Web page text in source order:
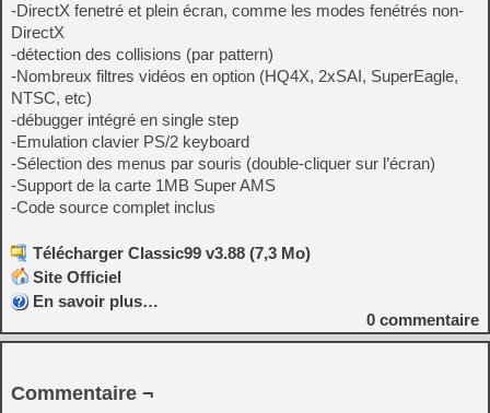
-DirectX fenetré et plein écran, comme les modes fenétrés non-
DirectX
-détection des collisions (par pattern)
-Nombreux filtres vidéos en option (HQ4X, 2xSAI, SuperEagle,
NTSC, etc)
-débugger intégré en single step
-Emulation clavier PS/2 keyboard
-Sélection des menus par souris (double-cliquer sur l’écran)
-Support de la carte 1MB Super AMS
-Code source complet inclus
Télécharger Classic99 v3.88 (7,3 Mo)
Site Officiel
En savoir plus…
0 commentaire
Commentaire ¬